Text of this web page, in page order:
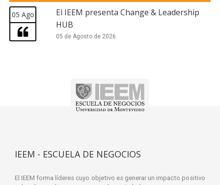
05 Ago
El IEEM presenta Change & Leadership
HUB
05 de Agosto de 2026
IEEM - ESCUELA DE NEGOCIOS
El IEEM forma líderes cuyo objetivo es generar un impacto positivo